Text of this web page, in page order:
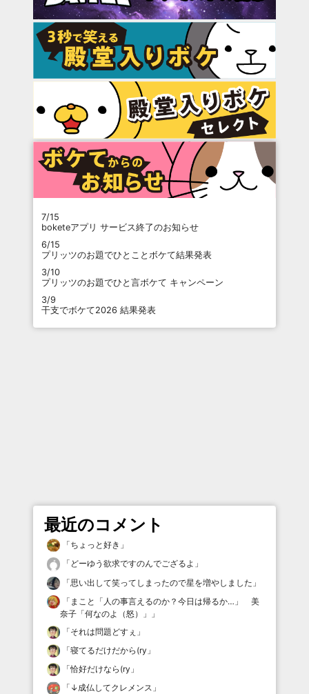
7/15
boketeアプリ サービス終了のお知らせ
6/15
プリッツのお題でひとことボケて結果発表
3/10
プリッツのお題でひと言ボケて キャンペーン
3/9
干支でボケて2026 結果発表
最近のコメント
「ちょっと好き 」
「 どーゆう欲求ですのんでござるよ 」
「思い出して笑ってしまったので星を増やしました 」
「 まこと「人の事言えるのか？今日は帰るか…」 美
奈子「何なのよ（怒）」
」
「それは問題どすぇ 」
「寝てるだけだから(ry 」
「恰好だけなら(ry 」
「 ↓成仏してクレメンス 」